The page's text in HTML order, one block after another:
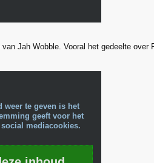
Jah Wobble. Vooral het gedeelte
weer te geven is het
geeft voor het
mediacookies.